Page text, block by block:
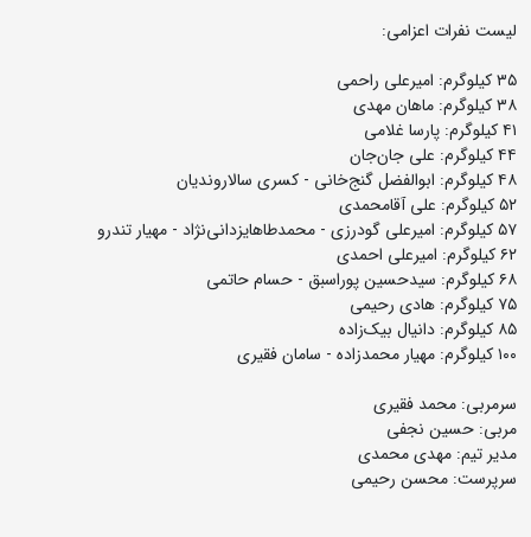
لیست نفرات اعزامی:
۳۵ کیلوگرم: امیرعلی راحمی
۳۸ کیلوگرم: ماهان مهدی
۴۱ کیلوگرم: پارسا غلامی
۴۴ کیلوگرم: علی جان‌جان
۴۸ کیلوگرم: ابوالفضل گنج‌خانی - کسری سالاروندیان
۵۲ کیلوگرم: علی آقامحمدی
۵۷ کیلوگرم: امیرعلی گودرزی - محمدطاهایزدانی‌نژاد - مهیار تندرو
۶۲ کیلوگرم: امیرعلی احمدی
۶۸ کیلوگرم: سیدحسین پوراسبق - حسام حاتمی
۷۵ کیلوگرم: هادی رحیمی
۸۵ کیلوگرم: دانیال بیک‌زاده
۱۰۰ کیلوگرم: مهیار محمدزاده - سامان فقیری
سرمربی: محمد فقیری
مربی: حسین نجفی
مدیر تیم: مهدی محمدی
سرپرست: محسن رحیمی